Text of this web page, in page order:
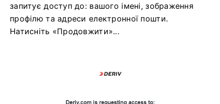
запитує доступ до: вашого імені, зображення
профілю та адреси електронної пошти.
Натисніть «Продовжити»...